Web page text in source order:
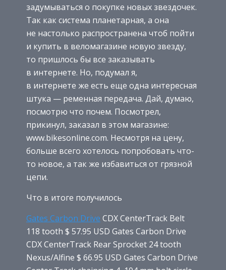
задумываться о покупке новых звездочек.
Так как система планетарная, а она
не настолько распространена чтоб пойти
и купить в веломагазине новую звезду,
то пришлось бы все заказывать
в интернете. Но, подумал я,
в интернете же есть еще одна интересная
штука — ременная передача. Дай, думаю,
посмотрю что почем. Посмотрел,
прикинул, заказал в этом магазине:
www.bikesonline.com. Несмотря на цену,
больше всего хотелось попробовать что-
то новое, а так же избавиться от грязной
цепи.
Что в итоге получилось
Gates Carbon Drive CDX CenterTrack Belt
118 tooth $ 57.95 USD Gates Carbon Drive
CDX CenterTrack Rear Sprocket 24 tooth
Nexus/Alfine $ 66.95 USD Gates Carbon Drive